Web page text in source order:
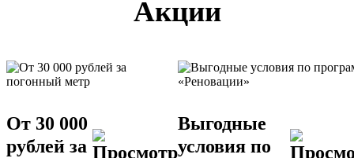
Акции
От 30 000
рублей за
Выгодные
условия по